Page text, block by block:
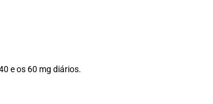
e os 60 mg diários.